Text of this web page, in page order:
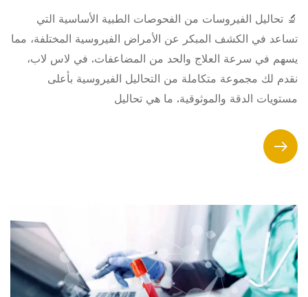
🔬 تحاليل الفيروسات من الفحوصات الطبية الأساسية التي
تساعد في الكشف المبكر عن الأمراض الفيروسية المختلفة، مما
يسهم في سرعة العلاج والحد من المضاعفات. في لاس لاب،
نقدم لك مجموعة متكاملة من التحاليل الفيروسية بأعلى
مستويات الدقة والموثوقية. ما هي تحاليل